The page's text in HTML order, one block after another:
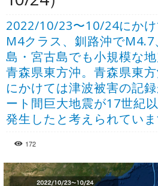
2022/10/23〜10/24にか
M4クラス、釧路沖で
島・宮古島でも小規模な
青森県東方沖。青森県東
にかけては津波被害の記
ート間巨大地震が17世紀
発生したと考えられていま
172